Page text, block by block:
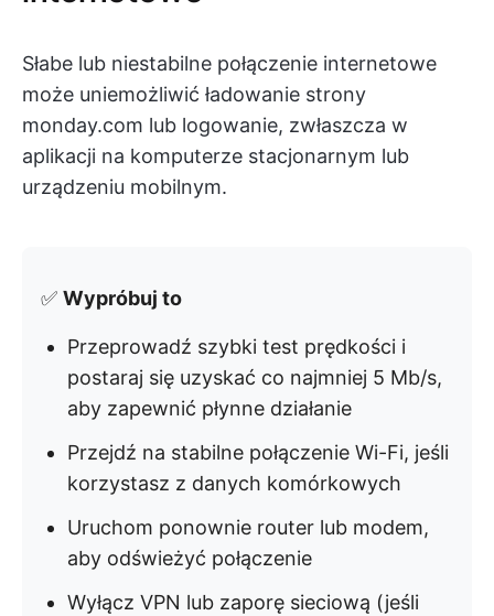
Słabe lub niestabilne połączenie internetowe
może uniemożliwić ładowanie strony
monday.com lub logowanie, zwłaszcza w
aplikacji na komputerze stacjonarnym lub
urządzeniu mobilnym.
✅ Wypróbuj to
Przeprowadź szybki test prędkości i
postaraj się uzyskać co najmniej 5 Mb/s,
aby zapewnić płynne działanie
Przejdź na stabilne połączenie Wi-Fi, jeśli
korzystasz z danych komórkowych
Uruchom ponownie router lub modem,
aby odświeżyć połączenie
Wyłącz VPN lub zaporę sieciową (jeśli